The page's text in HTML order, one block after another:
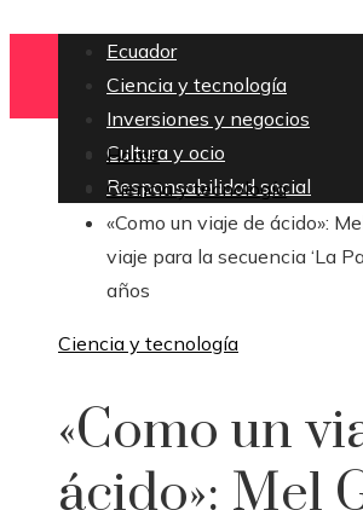
Ecuador
Ciencia y tecnología
Inversiones y negocios
Cultura y ocio
Responsabilidad social
Home
Ciencia y tecnología
«Como un viaje de ácido»:
viaje para la secuencia ‘La
años
Ciencia y tecnología
«Como un
ácido»: Mel